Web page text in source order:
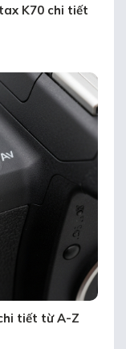
K70 chi tiết
tiết từ A-Z